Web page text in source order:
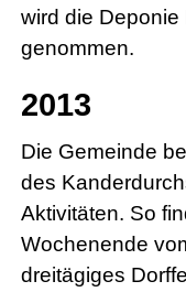
wird die
genommen.
2013
Die Gemeinde
des
Aktivitäten. So
Wochenende
dreitägiges